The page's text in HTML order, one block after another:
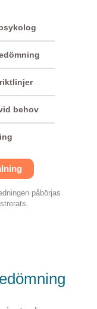
behov
påbörjas